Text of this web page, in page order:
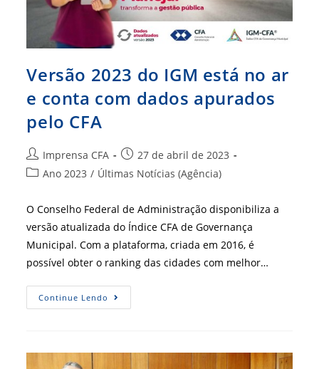
Versão 2023 do IGM está no ar
e conta com dados apurados
pelo CFA
Autor
do
Imprensa CFA
Post
publicado:
27 de abril de 2023
Categoria
Ano 2023 / Últimas Notícias (Agência)
O Conselho Federal de Administração disponibiliza a
versão atualizada do Índice CFA de Governança
Municipal. Com a plataforma, criada em 2016, é
possível obter o ranking das cidades com melhor…
Continue Lendo Versão
2023
Ar